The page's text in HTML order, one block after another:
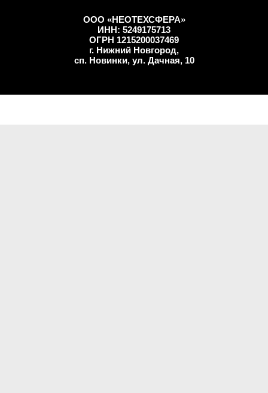
ООО «НЕОТЕХСФЕРА»
ИНН: 5249175713
ОГРН 1215200037469
г. Нижний Новгород,
сп. Новинки, ул. Дачная, 10